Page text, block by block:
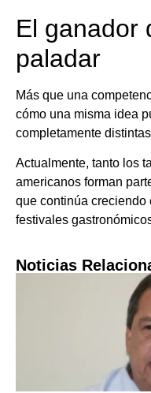
El ganador
paladar
Más que una
cómo una misma idea
completamente
Actualmente, tanto los
americanos forman
que continúa creciendo
festivales
Noticias